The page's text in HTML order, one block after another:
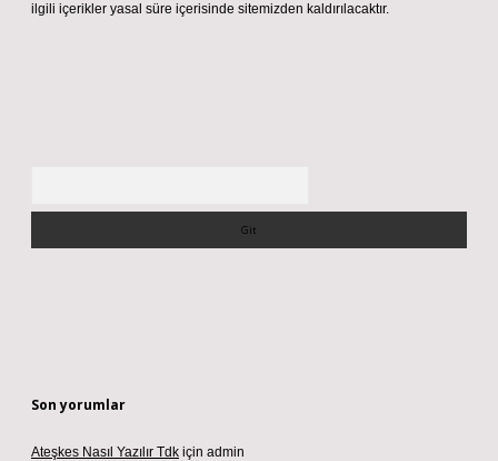
ilgili içerikler yasal süre içerisinde sitemizden kaldırılacaktır.
Son yorumlar
Ateşkes Nasıl Yazılır Tdk için admin